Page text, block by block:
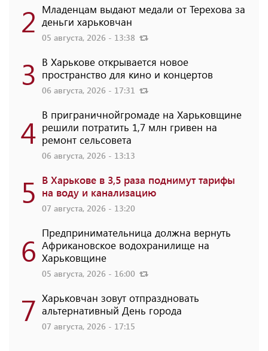
2 Младенцам выдают медали от Терехова за
деньги харьковчан
05 августа, 2026 - 13:38
3 В Харькове открывается новое
пространство для кино и концертов
06 августа, 2026 - 17:31
4 В приграничнойгромаде на Харьковщине
решили потратить 1,7 млн ​​гривен на
ремонт сельсовета
06 августа, 2026 - 13:13
5 В Харькове в 3,5 раза поднимут тарифы
на воду и канализацию
07 августа, 2026 - 13:20
6 Предпринимательница должна вернуть
Африкановское водохранилище на
Харьковщине
05 августа, 2026 - 16:00
7 Харьковчан зовут отпраздновать
альтернативный День города
07 августа, 2026 - 17:15